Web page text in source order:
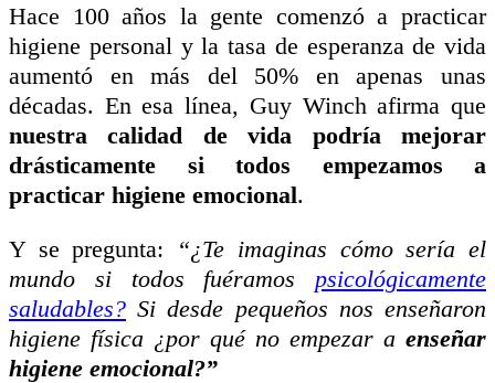
Hace 100 años la gente comenzó a practicar
higiene personal y la tasa de esperanza de vida
aumentó en más del 50% en apenas unas
décadas. En esa línea, Guy Winch afirma que
nuestra calidad de vida podría mejorar
drásticamente si todos empezamos a
practicar higiene emocional.
Y se pregunta:
“¿Te imaginas cómo sería el
mundo si todos fuéramos psicológicamente
saludables? Si desde pequeños nos enseñaron
higiene física ¿por qué no empezar a enseñar
higiene emocional?”